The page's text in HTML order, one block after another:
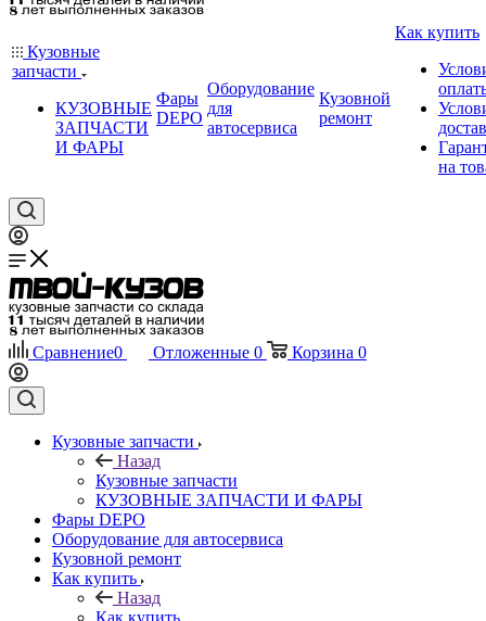
Кузовные
запчасти
КУЗОВНЫЕ
ЗАПЧАСТИ
И ФАРЫ
Фары
DEPO
Оборудование
для
автосервиса
Кузовной
ремонт
Как купить
на
Сравнение0 Отложенные 0 Корзина 0
Кузовные запчасти
Назад
Кузовные запчасти
КУЗОВНЫЕ ЗАПЧАСТИ И ФАРЫ
Фары DEPO
Оборудование для автосервиса
Кузовной ремонт
Как купить
Назад
Как купить